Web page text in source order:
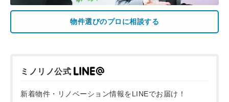
物件選びのプロに相談する
ミノリノ公式
新着物件・リノベーション情報をLINEでお届け！